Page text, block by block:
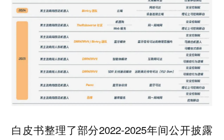
白皮书整理了部分2022-2025年间公开披露